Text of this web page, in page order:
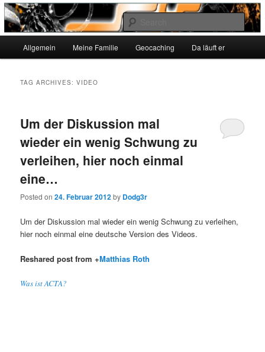
SvenHintz.de
Skip
content
Skip
content
Allgemein Meine Familie Geocaching Da läuft er
TAG ARCHIVES:VIDEO
Um der Diskussion mal
wieder ein wenig Schwung zu
verleihen, hier noch einmal
eine…
Posted on24. Februar 2012by Dodg3r
Um der Diskussion mal wieder ein wenig Schwung zu verleihen,
hier noch einmal eine deutsche Version des Videos.
Reshared post from +Matthias Roth
Was ist ACTA?